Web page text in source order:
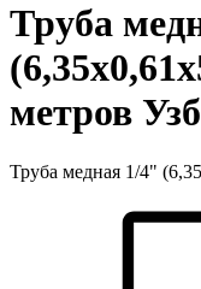
Труба
метров
Труба медная 1/4"